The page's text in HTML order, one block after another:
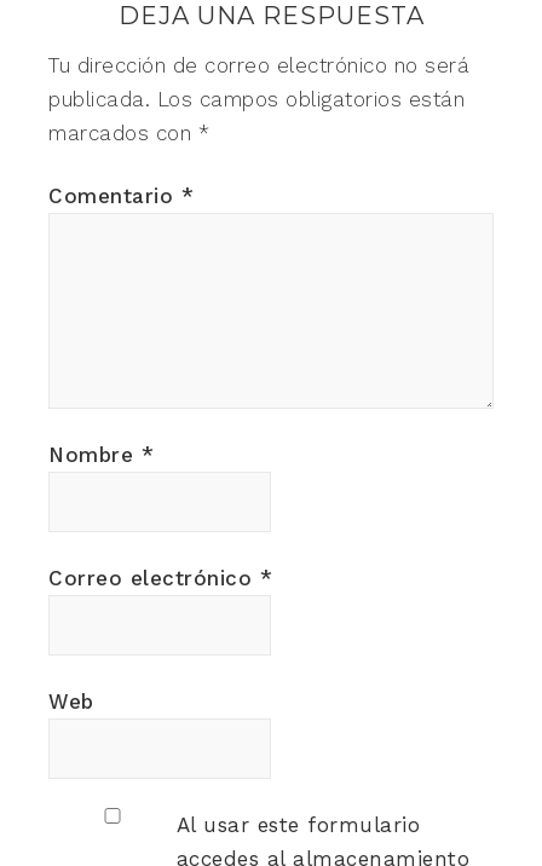
DEJA UNA RESPUESTA
Tu dirección de correo electrónico no será
publicada. Los campos obligatorios están
marcados con *
Comentario *
Nombre *
Correo electrónico *
Web
Al usar este formulario
accedes al almacenamiento